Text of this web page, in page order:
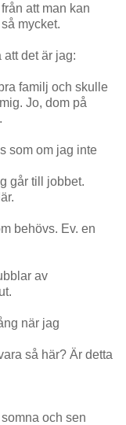
att man kan
mycket.
att det är jag:
familj och skulle
Jo, dom på
som om jag inte
går till jobbet.
behövs. Ev. en
av
när jag
så här? Är detta
och sen